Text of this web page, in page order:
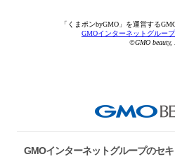
「くまポンbyGMO」を運営する
GMOインターネットグループ
©GMO beauty,
GMOインターネットグループのセ